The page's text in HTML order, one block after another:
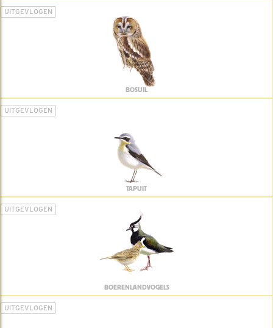
UITGEVLOGEN
BOSUIL
UITGEVLOGEN
TAPUIT
UITGEVLOGEN
BOERENLANDVOGELS
UITGEVLOGEN